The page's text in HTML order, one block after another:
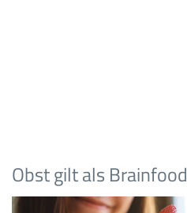
Obst gilt als Brainfood